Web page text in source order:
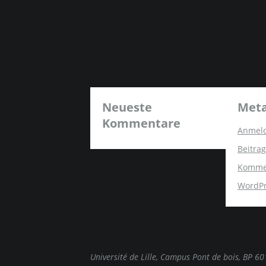
Neueste
Kommentare
Université de Lille, Campus Pont de bois, BP